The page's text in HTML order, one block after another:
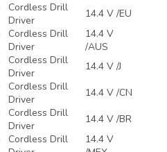
Cordless Drill
Driver
14.4 V /EU
Cordless Drill
Driver
14.4 V
/AUS
Cordless Drill
Driver
14.4 V /J
Cordless Drill
Driver
14.4 V /CN
Cordless Drill
Driver
14.4 V /BR
Cordless Drill
14.4 V